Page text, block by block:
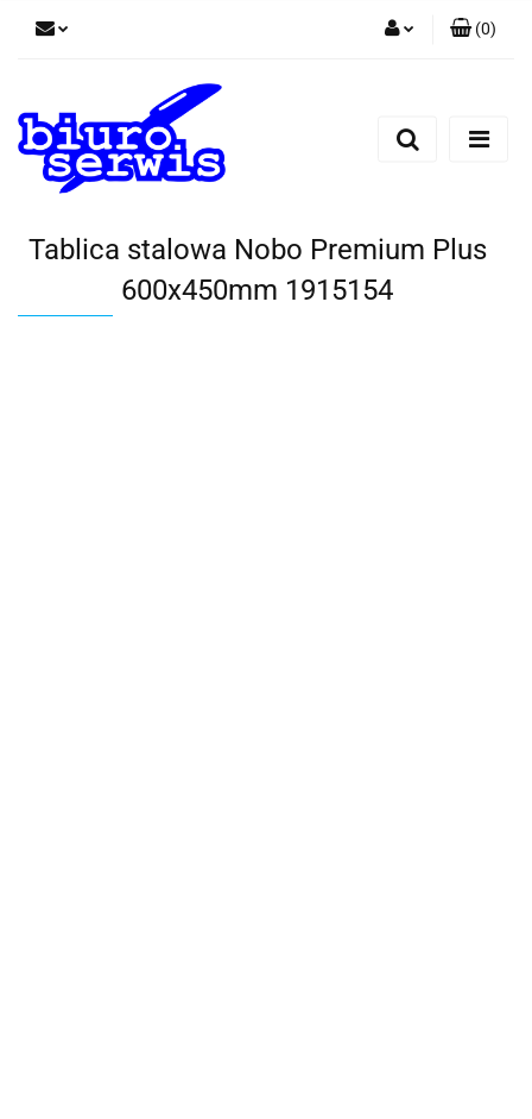
Zarejestruj się
(0)
Tablica stalowa Nobo Premium Plus
600x450mm 1915154